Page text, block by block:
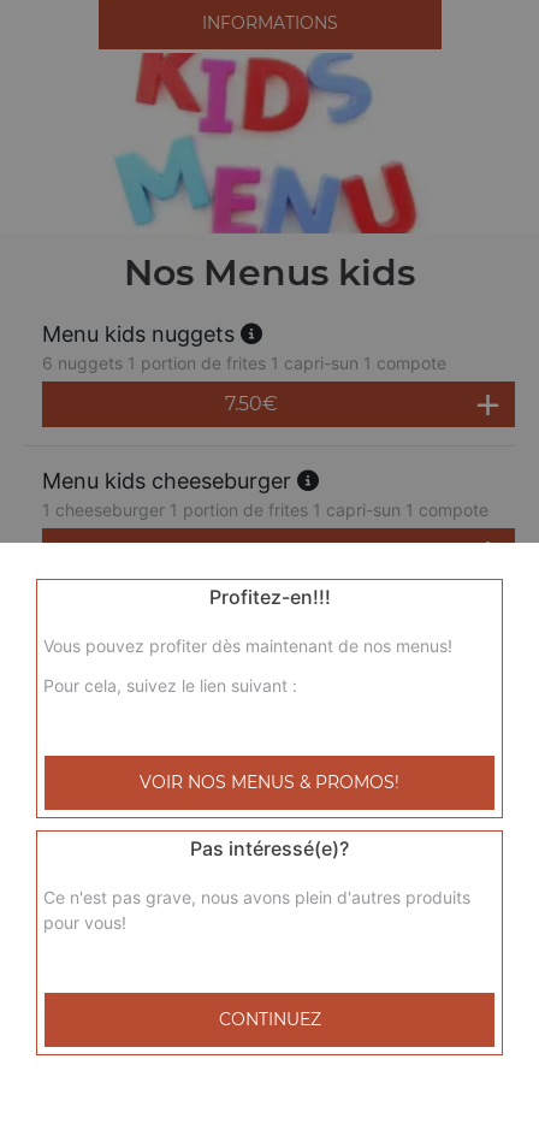
INFORMATIONS
Nos Menus kids
Menu kids nuggets
6 nuggets 1 portion de frites 1 capri-sun 1 compote
7.50€
Menu kids cheeseburger
1 cheeseburger 1 portion de frites 1 capri-sun 1 compote
7.50€
Profitez-en!!!
Vous pouvez profiter dès maintenant de nos menus!
Pour cela, suivez le lien suivant :
VOIR NOS MENUS & PROMOS!
Pas intéressé(e)?
Ce n'est pas grave, nous avons plein d'autres produits
pour vous!
CONTINUEZ